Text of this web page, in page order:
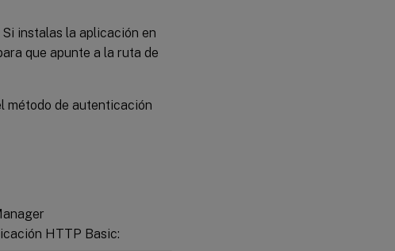
instalas la aplicación en
que apunte a la ruta de
método de autenticación
HTTP Basic: